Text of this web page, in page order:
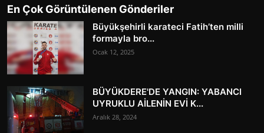
En Çok Görüntülenen Gönderiler
Büyükşehirli karateci Fatih’ten milli
formayla bro...
Ocak 12, 2025
BÜYÜKDERE'DE YANGIN: YABANCI
UYRUKLU AİLENİN EVİ K...
Aralık 28, 2024